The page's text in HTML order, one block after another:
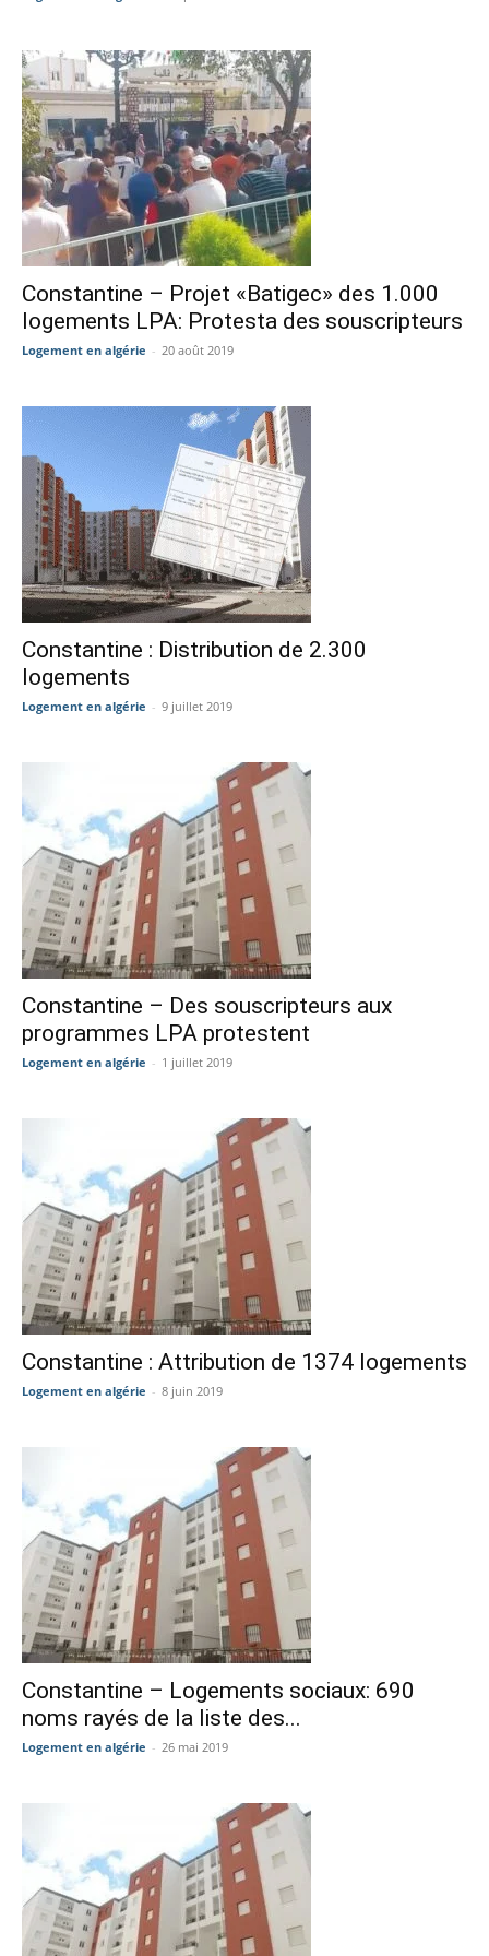
Constantine – Projet «Batigec» des 1.000
logements LPA: Protesta des souscripteurs
Logement en algérie - 20 août 2019
Constantine : Distribution de 2.300
logements
Logement en algérie - 9 juillet 2019
Constantine – Des souscripteurs aux
programmes LPA protestent
Logement en algérie - 1 juillet 2019
Constantine : Attribution de 1374 logements
Logement en algérie - 8 juin 2019
Constantine – Logements sociaux: 690
noms rayés de la liste des...
Logement en algérie - 26 mai 2019